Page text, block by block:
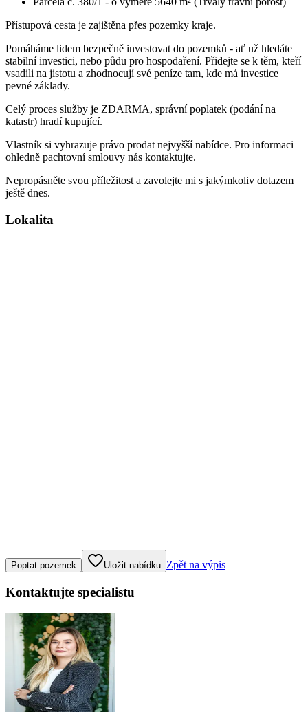
Přístupová cesta je zajištěna přes pozemky kraje.
Pomáháme lidem bezpečně investovat do pozemků - ať už hledáte
stabilní investici, nebo půdu pro hospodaření. Přidejte se k těm, kteří
vsadili na jistotu a zhodnocují své peníze tam, kde má investice
pevné základy.
Celý proces služby je ZDARMA, správní poplatek (podání na
katastr) hradí kupující.
Vlastník si vyhrazuje právo prodat nejvyšší nabídce. Pro informaci
ohledně pachtovní smlouvy nás kontaktujte.
Nepropásněte svou příležitost a zavolejte mi s jakýmkoliv dotazem
ještě dnes.
Lokalita
Klepněte nebo klikněte pro ovládání mapy
Poptat pozemek Uložit nabídku Zpět na výpis
Kontaktujte specialistu